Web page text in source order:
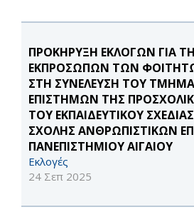
ΠΡΟΚΗΡΥΞΗ ΕΚΛΟΓΩΝ ΓΙΑ
ΕΚΠΡΟΣΩΠΩΝ ΤΩΝ
ΣΤΗ ΣΥΝΕΛΕΥΣΗ ΤΟΥ
ΕΠΙΣΤΗΜΩΝ ΤΗΣ
ΤΟΥ ΕΚΠΑΙΔΕΥΤΙΚΟΥ
ΣΧΟΛΗΣ ΑΝΘΡΩΠΙΣΤΙΚΩΝ
ΠΑΝΕΠΙΣΤΗΜΙΟΥ ΑΙΓΑΙΟΥ
Εκλογές
24 Σεπ 2025